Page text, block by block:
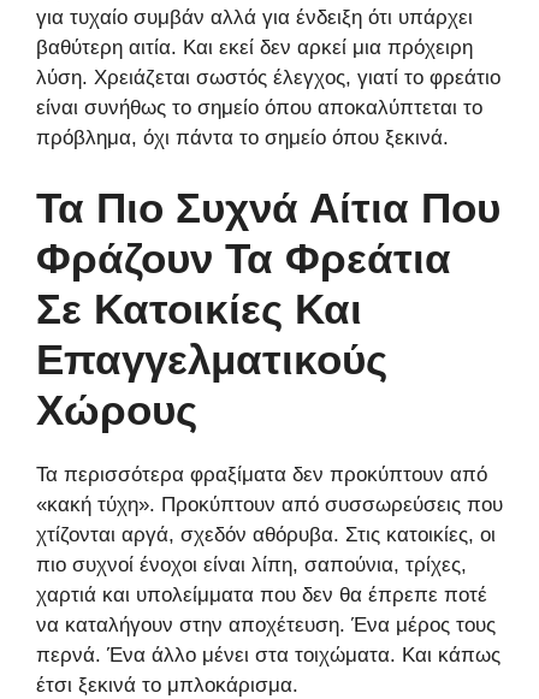
για τυχαίο συμβάν αλλά για ένδειξη ότι υπάρχει
βαθύτερη αιτία. Και εκεί δεν αρκεί μια πρόχειρη
λύση. Χρειάζεται σωστός έλεγχος, γιατί το φρεάτιο
είναι συνήθως το σημείο όπου αποκαλύπτεται το
πρόβλημα, όχι πάντα το σημείο όπου ξεκινά.
Τα Πιο Συχνά Αίτια Που
Φράζουν Τα Φρεάτια
Σε Κατοικίες Και
Επαγγελματικούς
Χώρους
Τα περισσότερα φραξίματα δεν προκύπτουν από
«κακή τύχη». Προκύπτουν από συσσωρεύσεις που
χτίζονται αργά, σχεδόν αθόρυβα. Στις κατοικίες, οι
πιο συχνοί ένοχοι είναι λίπη, σαπούνια, τρίχες,
χαρτιά και υπολείμματα που δεν θα έπρεπε ποτέ
να καταλήγουν στην αποχέτευση. Ένα μέρος τους
περνά. Ένα άλλο μένει στα τοιχώματα. Και κάπως
έτσι ξεκινά το μπλοκάρισμα.